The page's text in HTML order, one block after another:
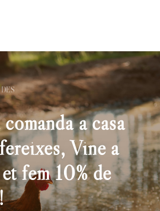
a casa
Vine a
fem 10% de